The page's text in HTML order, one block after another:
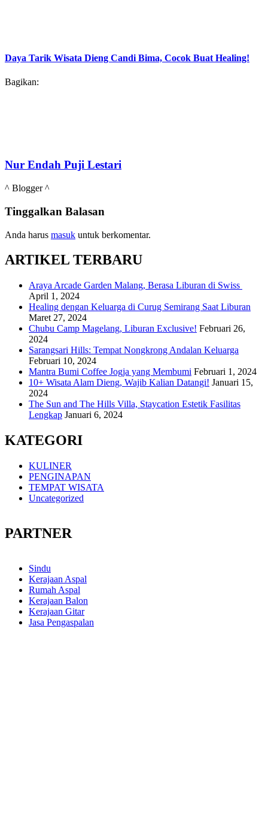
Daya Tarik Wisata Dieng Candi Bima, Cocok Buat Healing!
Bagikan:
Nur Endah Puji Lestari
^ Blogger ^
Tinggalkan Balasan
Anda harus masuk untuk berkomentar.
ARTIKEL TERBARU
Araya Arcade Garden Malang, Berasa Liburan di Swiss
April 1, 2024
Healing dengan Keluarga di Curug Semirang Saat Liburan
Maret 27, 2024
Chubu Camp Magelang, Liburan Exclusive! Februari 26,
2024
Sarangsari Hills: Tempat Nongkrong Andalan Keluarga
Februari 10, 2024
Mantra Bumi Coffee Jogja yang Membumi Februari 1, 2024
10+ Wisata Alam Dieng, Wajib Kalian Datangi! Januari 15,
2024
The Sun and The Hills Villa, Staycation Estetik Fasilitas
Lengkap Januari 6, 2024
KATEGORI
KULINER
PENGINAPAN
TEMPAT WISATA
Uncategorized
PARTNER
Sindu
Kerajaan Aspal
Rumah Aspal
Kerajaan Balon
Kerajaan Gitar
Jasa Pengaspalan